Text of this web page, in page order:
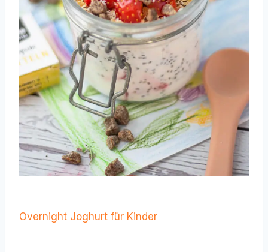
Overnight Joghurt für Kinder